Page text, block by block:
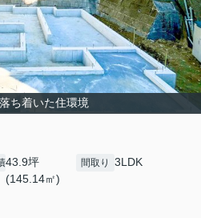
落ち着いた住環境
43.9坪
(145.14㎡)
間取り 3LDK